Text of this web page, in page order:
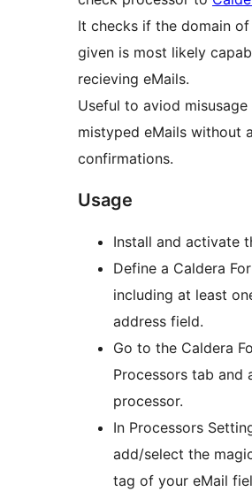
It checks if the domain of
given is most likely
recieving eMails.
Useful to aviod misusage
mistyped eMails without
confirmations.
Usage
Install and activate
Define a Caldera
including at least
address field.
Go to the Caldera
Processors tab and
processor.
In Processors
add/select the
tag of your eMail